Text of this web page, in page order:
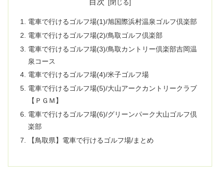
目次
電車で行けるゴルフ場(1)/旭国際浜村温泉ゴルフ倶楽部
電車で行けるゴルフ場(2)/鳥取ゴルフ倶楽部
電車で行けるゴルフ場(3)/鳥取カントリー倶楽部吉岡温
泉コース
電車で行けるゴルフ場(4)/米子ゴルフ場
電車で行けるゴルフ場(5)/大山アークカントリークラブ
【ＰＧＭ】
電車で行けるゴルフ場(6)/グリーンパーク大山ゴルフ倶
楽部
【鳥取県】電車で行けるゴルフ場/まとめ